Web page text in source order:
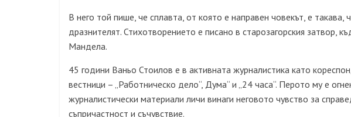
В него той пише, че сплавта, от която е направен човекът, е такава,
дразнителят. Стихотворението е писано в старозагорския затвор,
Мандела.
45 години Ваньо Стоилов е в активната журналистика като
вестници – „Работническо дело“, Дума“ и „24 часа“. Перото му е
журналистически материали личи винаги неговото чувство за
съпричастност и съчувствие.